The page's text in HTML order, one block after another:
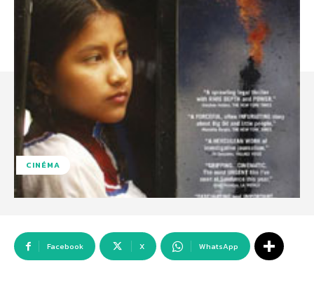
CINÉMA
Facebook X WhatsApp